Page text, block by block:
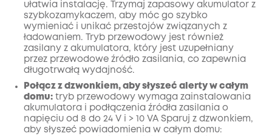
ułatwia instalację. Trzymaj zapasowy akumulator z
szybkozamykaczem, aby móc go szybko
wymieniać i unikać przestojów związanych z
ładowaniem. Tryb przewodowy jest również
zasilany z akumulatora, który jest uzupełniany
przez przewodowe źródło zasilania, co zapewnia
długotrwałą wydajność.
Połącz z dzwonkiem, aby słyszeć alerty w całym
domu: tryb przewodowy wymaga zainstalowania
akumulatora i podłączenia źródła zasilania o
napięciu od 8 do 24 V i > 10 VA Sparuj z dzwonkiem,
aby słyszeć powiadomienia w całym domu: